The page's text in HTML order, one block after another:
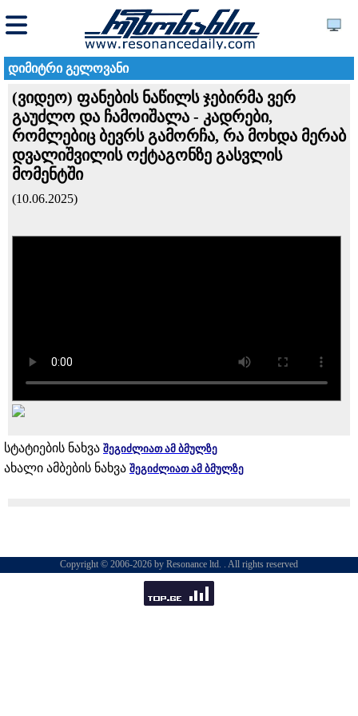
დიმიტრი გელოვანი
(ვიდეო) ფანების ნაწილს ჯებირმა ვერ
გაუძლო და ჩამოიშალა - კადრები,
რომლებიც ბევრს გამორჩა, რა მოხდა მერაბ
დვალიშვილის ოქტაგონზე გასვლის
მომენტში
(10.06.2025)
სტატიების ნახვა შეგიძლიათ ამ ბმულზე
ახალი ამბების ნახვა შეგიძლიათ ამ ბმულზე
Copyright © 2006-2026 by Resonance ltd. . All rights reserved